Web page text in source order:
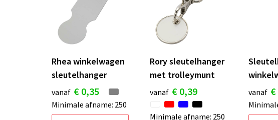
Rhea winkelwagen
sleutelhanger
vanaf € 0,35
Minimale afname: 250
Rory sleutelhanger
met trolleymunt
vanaf € 0,39
Minimale afname: 250
vanaf